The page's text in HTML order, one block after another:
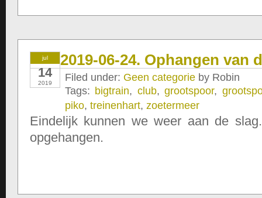
jul
14
2019
2019-06-24. Ophangen van
Filed under: Geen categorie by Robin
Tags: bigtrain, club,grootspoor,
piko, treinenhart, zoetermeer
Eindelijk kunnen we weer aan de
opgehangen.